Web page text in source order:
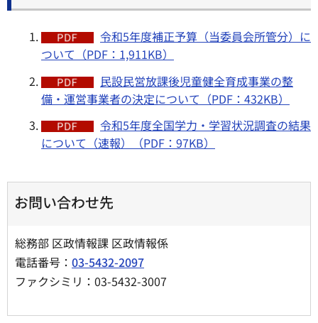
令和5年度補正予算（当委員会所管分）に
ついて（PDF：1,911KB）
民設民営放課後児童健全育成事業の整
備・運営事業者の決定について（PDF：432KB）
令和5年度全国学力・学習状況調査の結果
について（速報）（PDF：97KB）
お問い合わせ先
総務部 区政情報課 区政情報係
電話番号： 03-5432-2097
ファクシミリ：03-5432-3007